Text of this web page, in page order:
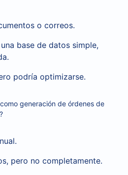
o correos.
base de datos simple,
podría optimizarse.
generación de órdenes de
pero no completamente.